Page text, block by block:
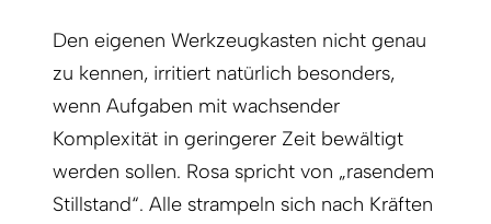
Den eigenen Werkzeugkasten nicht genau
zu kennen, irritiert natürlich besonders,
wenn Aufgaben mit wachsender
Komplexität in geringerer Zeit bewältigt
werden sollen. Rosa spricht von „rasendem
Stillstand“. Alle strampeln sich nach Kräften